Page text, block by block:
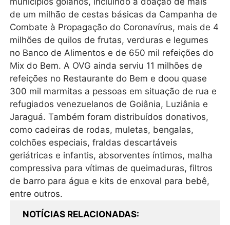
de um milhão de cestas básicas da Campanha de
Combate à Propagação do Coronavírus, mais de 4
milhões de quilos de frutas, verduras e legumes
no Banco de Alimentos e de 650 mil refeições do
Mix do Bem. A OVG ainda serviu 11 milhões de
refeições no Restaurante do Bem e doou quase
300 mil marmitas a pessoas em situação de rua e
refugiados venezuelanos de Goiânia, Luziânia e
Jaraguá. Também foram distribuídos donativos,
como cadeiras de rodas, muletas, bengalas,
colchões especiais, fraldas descartáveis
geriátricas e infantis, absorventes íntimos, malha
compressiva para vítimas de queimaduras, filtros
de barro para água e kits de enxoval para bebê,
entre outros.
NOTÍCIAS RELACIONADAS